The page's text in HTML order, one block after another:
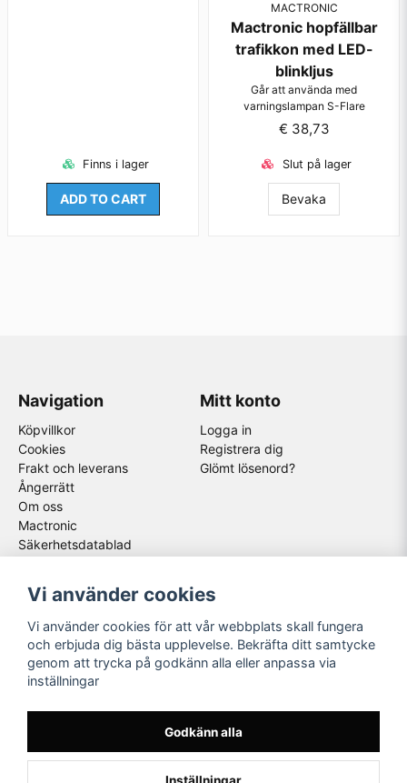
Finns i lager
ADD TO CART
MACTRONIC
Mactronic hopfällbar
trafikkon med LED-
blinkljus
Går att använda med
varningslampan S-Flare
€ 38,73
Slut på lager
Bevaka
Navigation
Köpvillkor
Cookies
Frakt och leverans
Ångerrätt
Om oss
Mactronic
Säkerhetsdatablad
Mitt konto
Logga in
Registrera dig
Glömt lösenord?
Instagram
Youtube
Vi använder cookies
Vi använder cookies för att vår webbplats skall fungera
och erbjuda dig bästa upplevelse. Bekräfta ditt samtycke
genom att trycka på godkänn alla eller anpassa via
inställningar
Godkänn alla